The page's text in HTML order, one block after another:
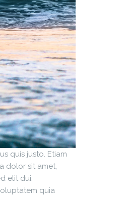
quis justo. Etiam
dolor sit amet,
elit dui,
quia